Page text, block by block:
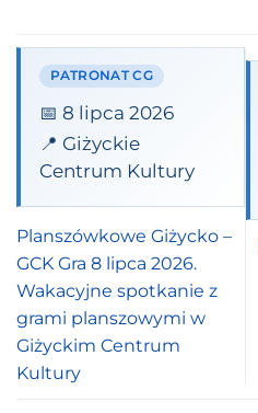
PATRONAT CG
📅 8 lipca 2026
📍 Giżyckie
Centrum Kultury
Planszówkowe Giżycko –
GCK Gra 8 lipca 2026.
Wakacyjne spotkanie z
grami planszowymi w
Giżyckim Centrum
Kultury